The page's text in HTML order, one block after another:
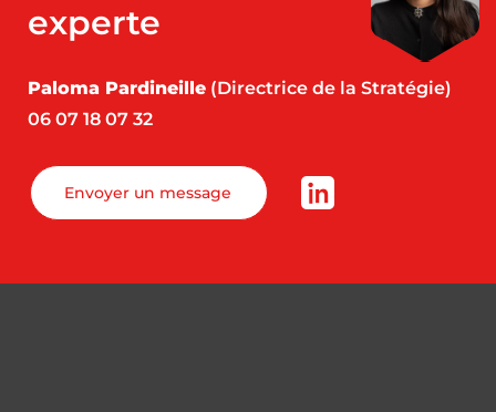
experte
Paloma Pardineille (Directrice de la Stratégie)
06 07 18 07 32
Envoyer un message